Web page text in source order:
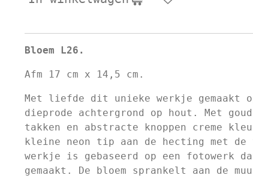
Bloem L26.
Afm 17 cm x 14,5 cm.
Met liefde dit unieke werkje gemaakt
dieprode achtergrond op hout. Met
takken en abstracte knoppen creme
kleine neon tip aan de hecting met
werkje is gebaseerd op een fotowerk
gemaakt. De bloem sprankelt aan de